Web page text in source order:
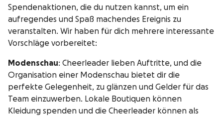
Spendenaktionen, die du nutzen kannst, um ein
aufregendes und Spaß machendes Ereignis zu
veranstalten. Wir haben für dich mehrere interessante
Vorschläge vorbereitet:
Modenschau: Cheerleader lieben Auftritte, und die
Organisation einer Modenschau bietet dir die
perfekte Gelegenheit, zu glänzen und Gelder für das
Team einzuwerben. Lokale Boutiquen können
Kleidung spenden und die Cheerleader können als